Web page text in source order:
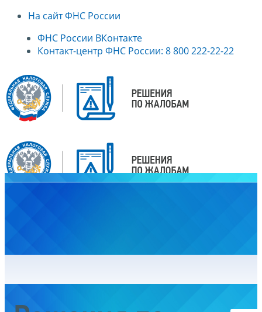
На сайт ФНС России
ФНС России ВКонтакте
Контакт-центр ФНС России: 8 800 222-22-22